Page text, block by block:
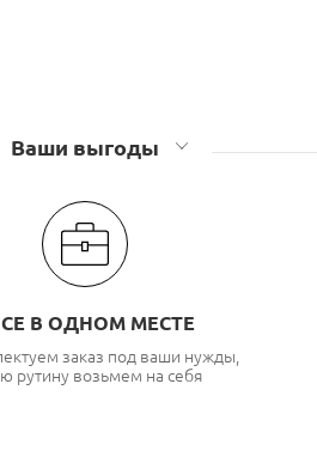
Ваши выгоды
В ОДНОМ МЕСТЕ
заказ под ваши нужды,
рутину возьмем на себя